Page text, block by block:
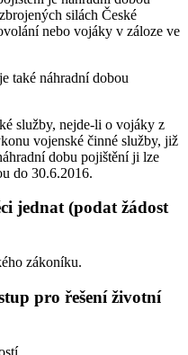
silách České
nebo vojáky v záloze ve
také náhradní dobou
služby, nejde-li o vojáky z
vojenské činné služby, již
dobu pojištění ji lze
do 30.6.2016.
jednat (podat žádost
zákoníku.
pro řešení životní